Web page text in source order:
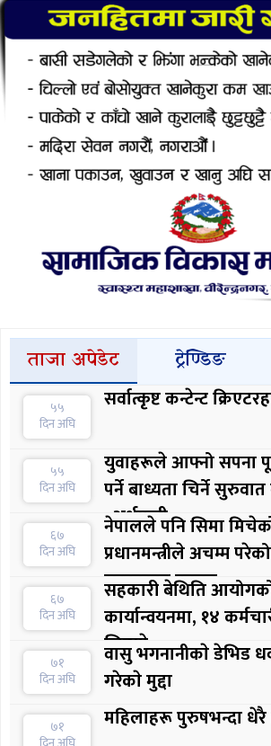
ताजा अपेडेट ट्रेण्डिङ
५५
दिन अघि
सर्वात्कृष्ट कन्टेन्ट
५५
दिन अघि
युवाहरूले आफ्नो सपना
पर्ने बाध्यता चिर्ने
: अर्थमन्त्री
६७
दिन अघि
नेपालले पनि सिमा
प्रधानमन्त्रीले अचम्म परेको
सरकारका प्रवक्ता
६७
दिन अघि
सहकारी बेथिति
कार्यान्वयनमा, १४
लिइयाे
७१
दिन अघि
वासु भगनानीकाे डेभिड
गरेकाे मुद्दा
७१ महिलाहरू पुरुषभन्दा धेरै